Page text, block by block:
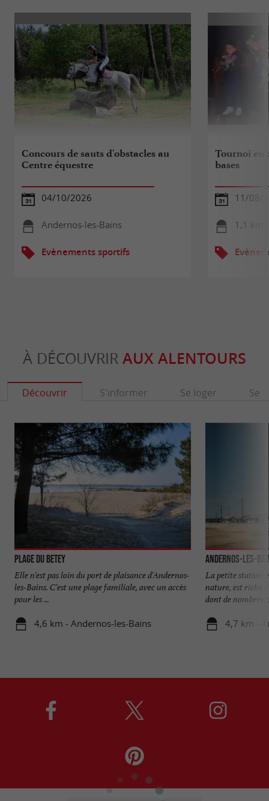
Concours de sauts d'obstacles au
Centre équestre
04/10/2026
Andernos-les-Bains
Evènements sportifs
Tournoi en
bases
11/08/
1,1 km
À DÉCOUVRIR AUX ALENTOURS
Découvrir S'informer Se loger Se
Plage du Betey
Elle n'est pas loin du port de plaisance d'Andernos-
les-Bains. C'est une plage familiale, avec un accès
pour les ...
4,6 km - Andernos-les-Bains
Andernos-les-
La petite station
nature, est riche
dont de
4,7 km -